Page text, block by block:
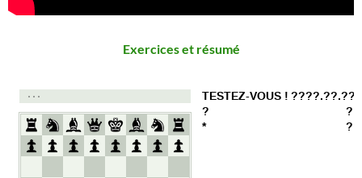
Exercices et résumé